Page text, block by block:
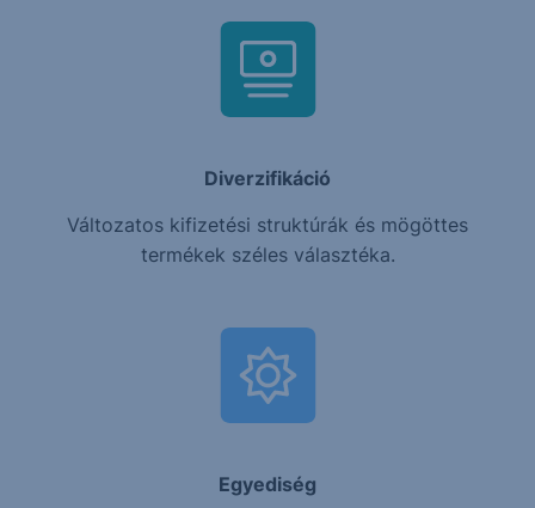
Diverzifikáció
Változatos kifizetési struktúrák és mögöttes
termékek széles választéka.
Egyediség